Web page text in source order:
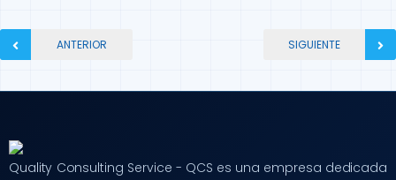
ANTERIOR SIGUIENTE
Quality Consulting Service - QCS es una empresa dedicada